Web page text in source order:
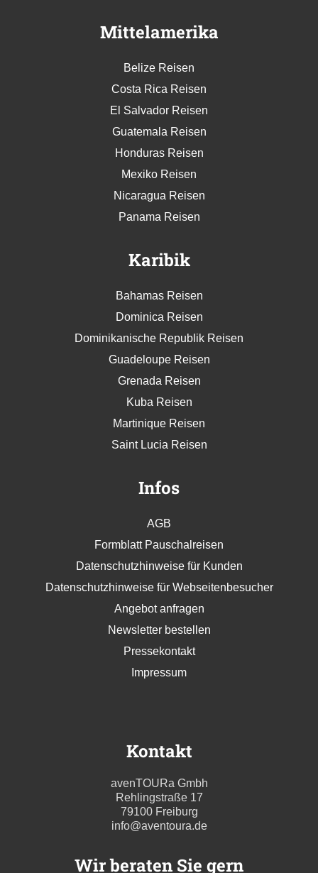
Mittelamerika
Belize Reisen
Costa Rica Reisen
El Salvador Reisen
Guatemala Reisen
Honduras Reisen
Mexiko Reisen
Nicaragua Reisen
Panama Reisen
Karibik
Bahamas Reisen
Dominica Reisen
Dominikanische Republik Reisen
Guadeloupe Reisen
Grenada Reisen
Kuba Reisen
Martinique Reisen
Saint Lucia Reisen
Infos
AGB
Formblatt Pauschalreisen
Datenschutzhinweise für Kunden
Datenschutzhinweise für Webseitenbesucher
Angebot anfragen
Newsletter bestellen
Pressekontakt
Impressum
Kontakt
avenTOURa Gmbh
Rehlingstraße 17
79100 Freiburg
info@aventoura.de
Wir beraten Sie gern